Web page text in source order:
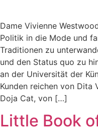
Dame Vivienne
Politik in die Mode und
Traditionen zu
und den Status quo zu
an der Universität der
Kunden reichen von Dita
Doja Cat, von […]
Little Book